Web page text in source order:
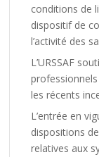
conditions de
dispositif de
l’activité des
L’URSSAF
les récents
L’entrée en
dispositions de
relatives aux